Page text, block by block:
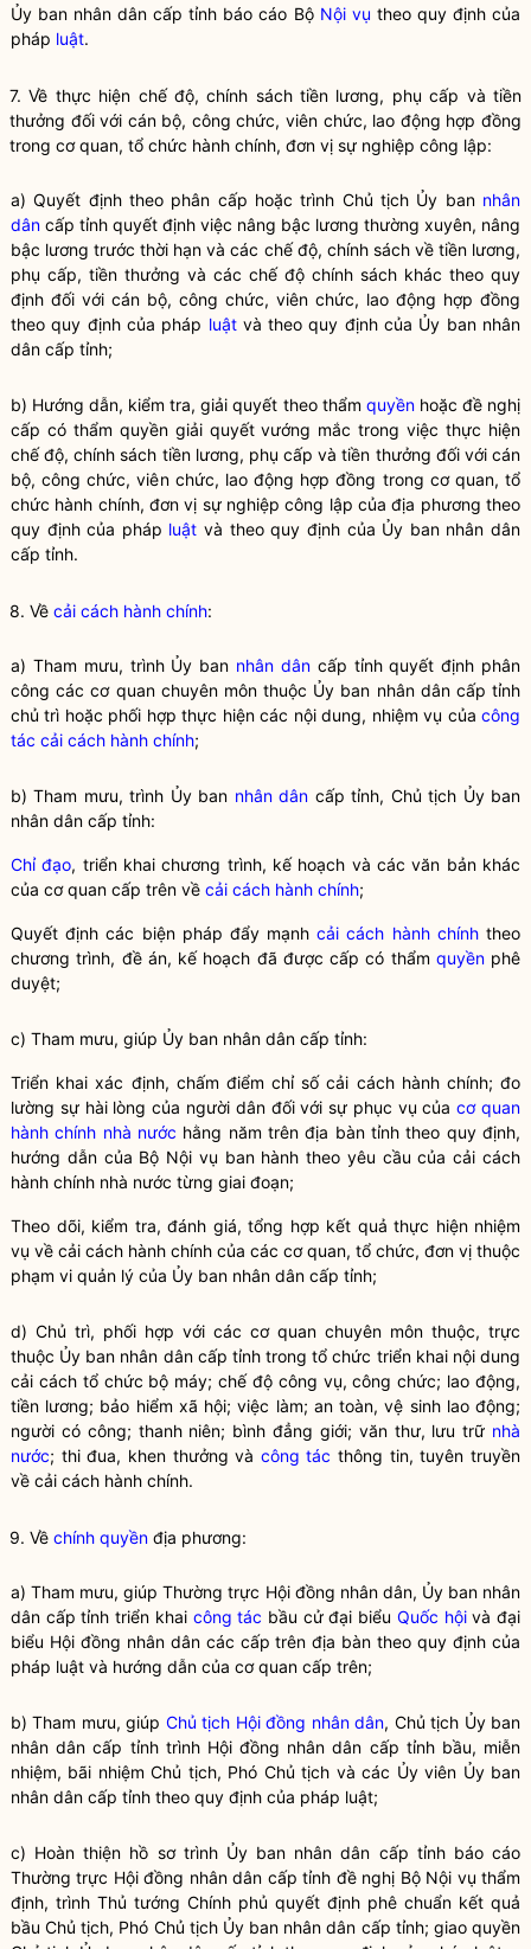
Ủy ban nhân dân cấp tỉnh báo cáo Bộ Nội vụ theo quy định của
pháp luật.
7. Về thực hiện chế độ, chính sách tiền lương, phụ cấp và tiền
thưởng đối với cán bộ, công chức, viên chức, lao động hợp đồng
trong cơ quan, tổ chức hành chính, đơn vị sự nghiệp công lập:
a) Quyết định theo phân cấp hoặc trình Chủ tịch Ủy ban nhân
dân cấp tỉnh quyết định việc nâng bậc lương thường xuyên, nâng
bậc lương trước thời hạn và các chế độ, chính sách về tiền lương,
phụ cấp, tiền thưởng và các chế độ chính sách khác theo quy
định đối với cán bộ, công chức, viên chức, lao động hợp đồng
theo quy định của pháp luậtvà theo quy định của Ủy ban nhân
dân cấp tỉnh;
b) Hướng dẫn, kiểm tra, giải quyết theo thẩm quyềnhoặc đề nghị
cấp có thẩm quyềngiải quyết vướng mắc trong việc thực hiện
chế độ, chính sách tiền lương, phụ cấp và tiền thưởng đối với cán
bộ, công chức, viên chức, lao động hợp đồng trong cơ quan, tổ
chức hành chính, đơn vị sự nghiệp công lập của địa phương theo
quy định của pháp luật và theo quy định của Ủy ban nhân dân
cấp tỉnh.
8. Về cải cách hành chính:
a) Tham mưu, trình Ủy ban nhân dâncấp tỉnh quyết định phân
công các cơ quan chuyên môn thuộc Ủy ban nhân dâncấp tỉnh
chủ trì hoặc phối hợp thực hiện các nội dung, nhiệm vụ của công
tác cải cách hành chính;
b) Tham mưu, trình Ủy ban nhân dân cấp tỉnh, Chủ tịch Ủy ban
nhân dân cấp tỉnh:
Chỉ đạo, triển khai chương trình, kế hoạch và các văn bản khác
của cơ quan cấp trên về cải cách hành chính;
Quyết định các biện pháp đẩy mạnhcải cách hành chínhtheo
chương trình, đề án, kế hoạch đã được cấp có thẩm quyềnphê
duyệt;
c) Tham mưu, giúp Ủy ban nhân dân cấp tỉnh:
Triển khai xác định, chấm điểm chỉ sốcải cách hành chính; đo
lường sự hài lòng của người dân đối với sự phục vụ củacơ quan
hành chính nhà nước hằng năm trênđịa bàntỉnh theo quy định,
hướng dẫn của Bộ Nội vụ ban hành theo yêu cầu củacải cách
hành chính nhà nước từng giai đoạn;
Theo dõi, kiểm tra, đánh giá, tổng hợp kết quả thực hiện nhiệm
vụ về cải cách hành chính của các cơ quan, tổ chức, đơn vị thuộc
phạm vi quản lý của Ủy ban nhân dân cấp tỉnh;
d) Chủ trì, phối hợp với các cơ quan chuyên môn thuộc, trực
thuộc Ủy ban nhân dân cấp tỉnh trong tổ chức triển khai nội dung
cải cách tổ chức bộ máy; chế độ công vụ, công chức; lao động,
tiền lương; bảo hiểm xã hội; việc làm; an toàn, vệ sinh lao động;
người có công; thanh niên; bình đẳng giới; văn thư, lưu trữ nhà
nước; thi đua, khen thưởng và công tác thông tin, tuyên truyền
về cải cách hành chính.
9. Về chính quyền địa phương:
a) Tham mưu, giúp Thường trực Hội đồng nhân dân, Ủy ban nhân
dân cấp tỉnh triển khai công tác bầu cử đại biểu Quốc hộivà đại
biểu Hội đồng nhân dâncác cấp trênđịa bàn theo quy định của
pháp luật và hướng dẫn của cơ quan cấp trên;
b) Tham mưu, giúp Chủ tịch Hội đồng nhân dân, Chủ tịch Ủy ban
nhân dân cấp tỉnh trình Hội đồng nhân dân cấp tỉnh bầu, miễn
nhiệm, bãi nhiệm Chủ tịch, Phó Chủ tịch và các Ủy viên Ủy ban
nhân dân cấp tỉnh theo quy định của pháp luật;
c) Hoàn thiện hồ sơ trình Ủy ban nhân dân cấp tỉnh báo cáo
Thường trực Hội đồng nhân dân cấp tỉnh đề nghị Bộ Nội vụ thẩm
định, trình Thủ tướng Chính phủ quyết định phê chuẩn kết quả
bầu Chủ tịch, Phó Chủ tịch Ủy ban nhân dân cấp tỉnh; giao quyền